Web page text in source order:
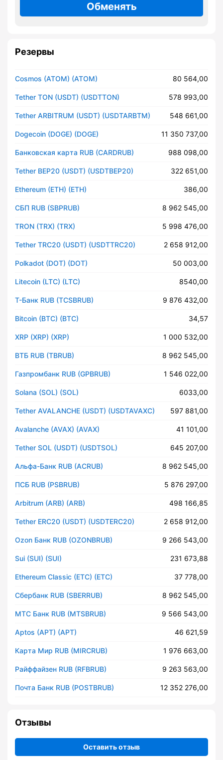
Обменять
Резервы
Cosmos (ATOM) (ATOM) 80 564,00
Tether TON (USDT) (USDTTON) 578 993,00
Tether ARBITRUM (USDT) (USDTARBTM) 548 661,00
Dogecoin (DOGE) (DOGE) 11 350 737,00
Банковская карта RUB (CARDRUB) 988 098,00
Tether BEP20 (USDT) (USDTBEP20) 322 651,00
Ethereum (ETH) (ETH) 386,00
СБП RUB (SBPRUB) 8 962 545,00
TRON (TRX) (TRX) 5 998 476,00
Tether TRC20 (USDT) (USDTTRC20) 2 658 912,00
Polkadot (DOT) (DOT) 50 003,00
Litecoin (LTC) (LTC) 8540,00
Т-Банк RUB (TCSBRUB) 9 876 432,00
Bitcoin (BTC) (BTC) 34,57
XRP (XRP) (XRP) 1 000 532,00
ВТБ RUB (TBRUB) 8 962 545,00
Газпромбанк RUB (GPBRUB) 1 546 022,00
Solana (SOL) (SOL) 6033,00
Tether AVALANCHE (USDT) (USDTAVAXC) 597 881,00
Avalanche (AVAX) (AVAX) 41 101,00
Tether SOL (USDT) (USDTSOL) 645 207,00
Альфа-Банк RUB (ACRUB) 8 962 545,00
ПСБ RUB (PSBRUB) 5 876 297,00
Arbitrum (ARB) (ARB) 498 166,85
Tether ERC20 (USDT) (USDTERC20) 2 658 912,00
Ozon Банк RUB (OZONBRUB) 9 266 543,00
Sui (SUI) (SUI) 231 673,88
Ethereum Classic (ETC) (ETC) 37 778,00
Сбербанк RUB (SBERRUB) 8 962 545,00
МТС Банк RUB (MTSBRUB) 9 566 543,00
Aptos (APT) (APT) 46 621,59
Карта Мир RUB (MIRCRUB) 1 976 663,00
Райффайзен RUB (RFBRUB) 9 263 563,00
Почта Банк RUB (POSTBRUB) 12 352 276,00
Отзывы
Оставить отзыв